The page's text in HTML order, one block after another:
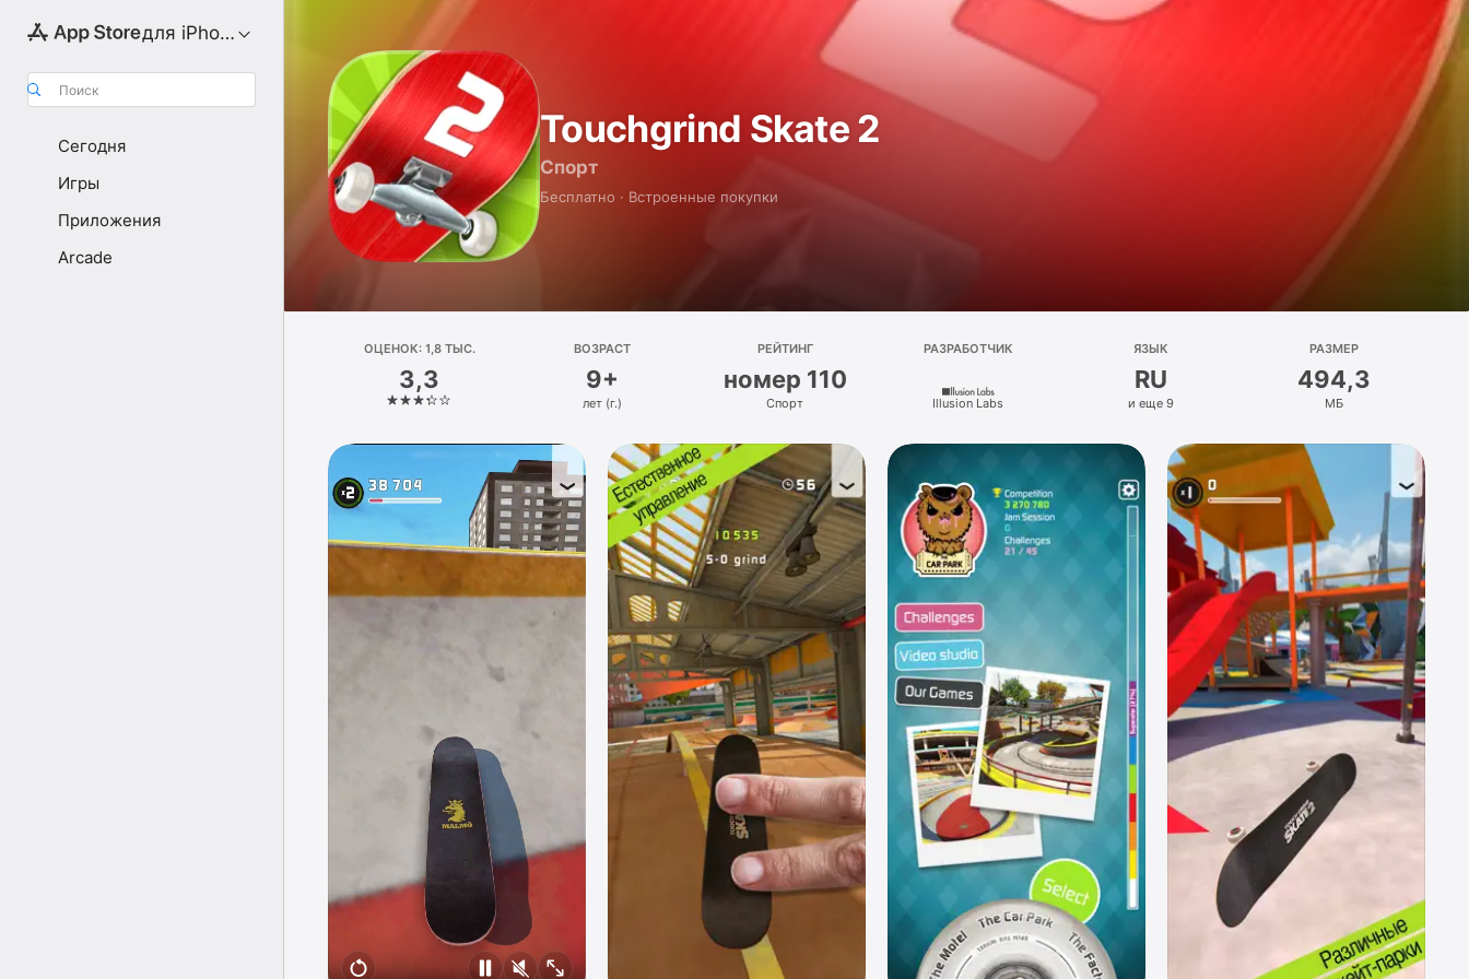
для iPhone
Поиск
Сегодня
Игры
Приложения
Arcade
Touchgrind Skate 2
Спорт
Бесплатно · Встроенные покупки
ОЦЕНОК: 1,8 ТЫС.
3,3
ВОЗРАСТ
9+
лет (г.)
РЕЙТИНГ
номер 110
Спорт
РАЗРАБОТЧИК
Illusion Labs
ЯЗЫК
RU
и еще 9
РАЗМЕР
494,3
МБ